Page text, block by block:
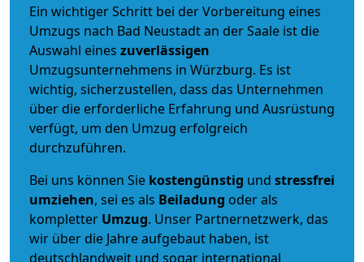
Ein wichtiger Schritt bei der Vorbereitung eines
Umzugs nach Bad Neustadt an der Saale ist die
Auswahl eines zuverlässigen
Umzugsunternehmens in Würzburg. Es ist
wichtig, sicherzustellen, dass das Unternehmen
über die erforderliche Erfahrung und Ausrüstung
verfügt, um den Umzug erfolgreich
durchzuführen.
Bei uns können Sie kostengünstig und stressfrei
umziehen, sei es als Beiladung oder als
kompletter Umzug. Unser Partnernetzwerk, das
wir über die Jahre aufgebaut haben, ist
deutschlandweit und sogar international